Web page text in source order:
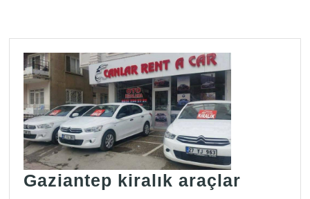
Gaziantep kiralık araçlar